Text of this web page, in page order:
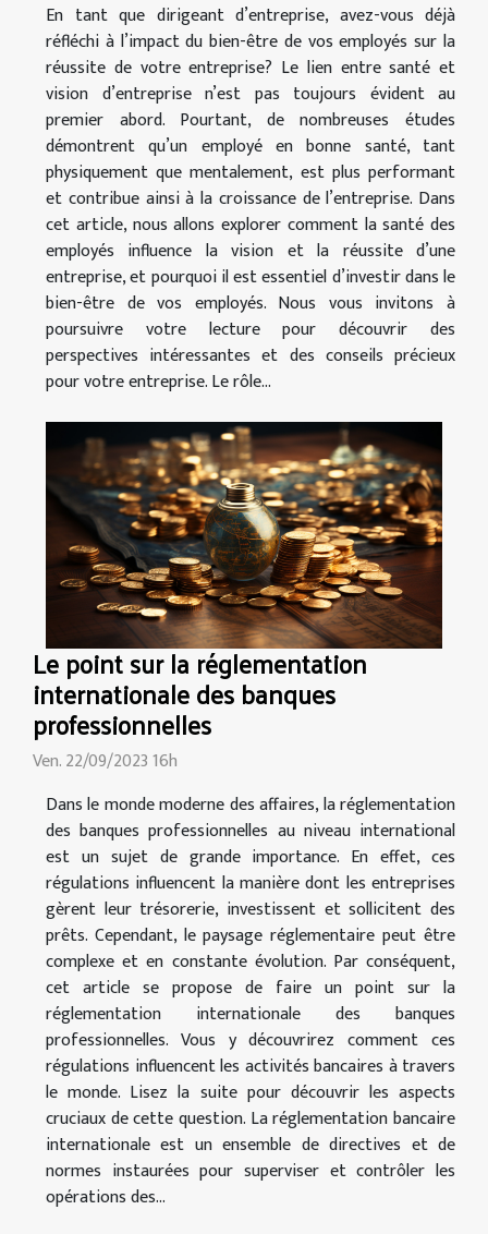
En tant que dirigeant d’entreprise, avez-vous déjà
réfléchi à l’impact du bien-être de vos employés sur la
réussite de votre entreprise? Le lien entre santé et
vision d’entreprise n’est pas toujours évident au
premier abord. Pourtant, de nombreuses études
démontrent qu’un employé en bonne santé, tant
physiquement que mentalement, est plus performant
et contribue ainsi à la croissance de l’entreprise. Dans
cet article, nous allons explorer comment la santé des
employés influence la vision et la réussite d’une
entreprise, et pourquoi il est essentiel d’investir dans le
bien-être de vos employés. Nous vous invitons à
poursuivre votre lecture pour découvrir des
perspectives intéressantes et des conseils précieux
pour votre entreprise. Le rôle...
Le point sur la réglementation
internationale des banques
professionnelles
Ven. 22/09/2023 16h
Dans le monde moderne des affaires, la réglementation
des banques professionnelles au niveau international
est un sujet de grande importance. En effet, ces
régulations influencent la manière dont les entreprises
gèrent leur trésorerie, investissent et sollicitent des
prêts. Cependant, le paysage réglementaire peut être
complexe et en constante évolution. Par conséquent,
cet article se propose de faire un point sur la
réglementation internationale des banques
professionnelles. Vous y découvrirez comment ces
régulations influencent les activités bancaires à travers
le monde. Lisez la suite pour découvrir les aspects
cruciaux de cette question. La réglementation bancaire
internationale est un ensemble de directives et de
normes instaurées pour superviser et contrôler les
opérations des...